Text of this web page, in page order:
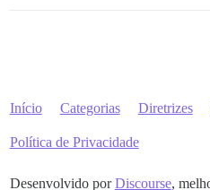
Início Categorias Diretrizes
Política de Privacidade
Desenvolvido porDiscourse,